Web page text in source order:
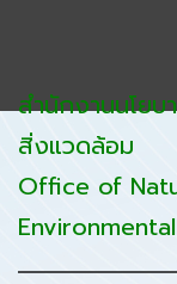
สำนักงานนโยบ
สิ่งแวดล้อม
Office of